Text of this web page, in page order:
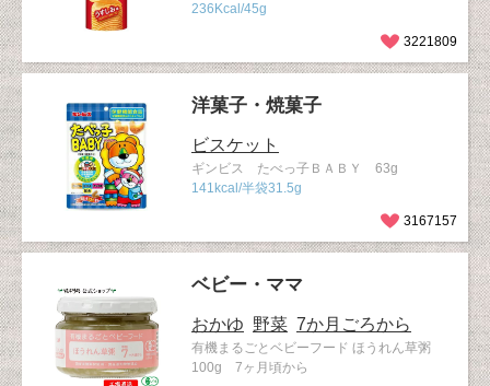
236Kcal/45g
3221809
洋菓子・焼菓子
ビスケット
ギンビス たべっ子ＢＡＢＹ 63g
141kcal/半袋31.5g
3167157
ベビー・ママ
おかゆ 野菜 7か月ごろから
有機まるごとベビーフード ほうれん草粥
100g 7ヶ月頃から